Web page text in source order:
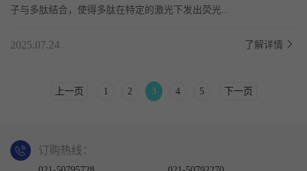
子与多肽结合，使得多肽在特定的激光下发出荧光...
2025.07.24 了解详情
上一页 1 2 3 4 5 下一页
订购热线：